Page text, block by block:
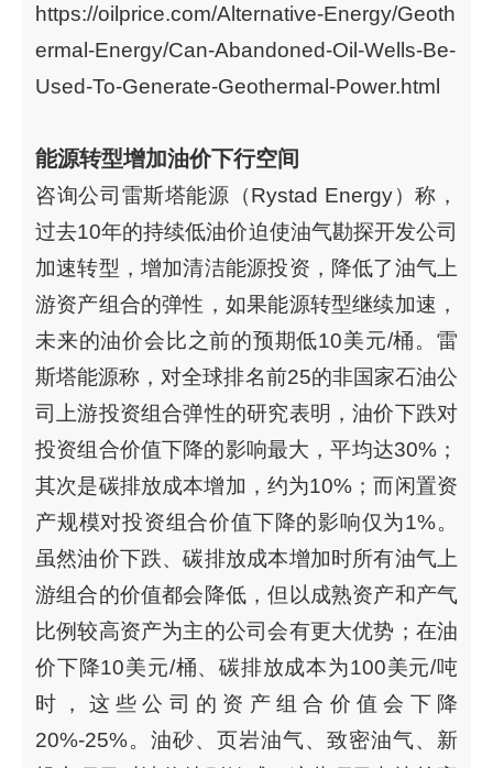
https://oilprice.com/Alternative-Energy/Geoth
ermal-Energy/Can-Abandoned-Oil-Wells-Be-
Used-To-Generate-Geothermal-Power.html
能源转型增加油价下行空间
咨询公司雷斯塔能源（Rystad Energy）称，
过去10年的持续低油价迫使油气勘探开发公司
加速转型，增加清洁能源投资，降低了油气上
游资产组合的弹性，如果能源转型继续加速，
未来的油价会比之前的预期低10美元/桶。雷
斯塔能源称，对全球排名前25的非国家石油公
司上游投资组合弹性的研究表明，油价下跌对
投资组合价值下降的影响最大，平均达30%；
其次是碳排放成本增加，约为10%；而闲置资
产规模对投资组合价值下降的影响仅为1%。
虽然油价下跌、碳排放成本增加时所有油气上
游组合的价值都会降低，但以成熟资产和产气
比例较高资产为主的公司会有更大优势；在油
价下降10美元/桶、碳排放成本为100美元/吨
时，这些公司的资产组合价值会下降
20%-25%。油砂、页岩油气、致密油气、新